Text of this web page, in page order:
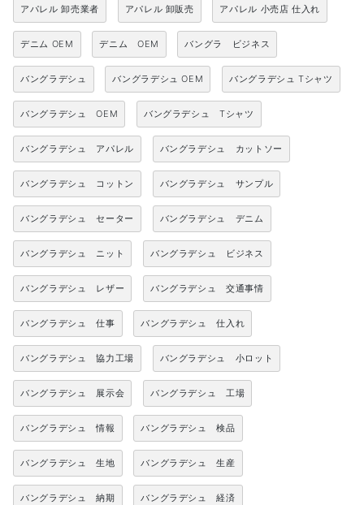
アパレル 卸売業者 アパレル 卸販売 アパレル 小売店 仕入れ
デニム OEM デニム OEM バングラ ビジネス
バングラデシュ バングラデシュ OEM バングラデシュ Tシャツ
バングラデシュ OEM バングラデシュ Tシャツ
バングラデシュ アパレル バングラデシュ カットソー
バングラデシュ コットン バングラデシュ サンプル
バングラデシュ セーター バングラデシュ デニム
バングラデシュ ニット バングラデシュ ビジネス
バングラデシュ レザー バングラデシュ 交通事情
バングラデシュ 仕事 バングラデシュ 仕入れ
バングラデシュ 協力工場 バングラデシュ 小ロット
バングラデシュ 展示会 バングラデシュ 工場
バングラデシュ 情報 バングラデシュ 検品
バングラデシュ 生地 バングラデシュ 生産
バングラデシュ 納期 バングラデシュ 経済